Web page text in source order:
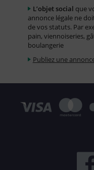
L’objet social que
annonce légale ne
de vos statuts. Par
pain, viennoiseries,
boulangerie
Publiez une